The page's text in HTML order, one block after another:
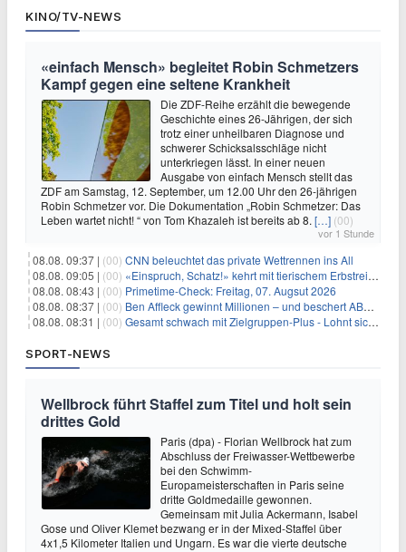
KINO/TV-NEWS
«einfach Mensch» begleitet Robin Schmetzers
Kampf gegen eine seltene Krankheit
Die ZDF-Reihe erzählt die bewegende
Geschichte eines 26-Jährigen, der sich
trotz einer unheilbaren Diagnose und
schwerer Schicksalsschläge nicht
unterkriegen lässt. In einer neuen
Ausgabe von einfach Mensch stellt das
ZDF am Samstag, 12. September, um 12.00 Uhr den 26-jährigen
Robin Schmetzer vor. Die Dokumentation „Robin Schmetzer: Das
Leben wartet nicht! “ von Tom Khazaleh ist bereits ab 8. […] (00)
vor 1 Stunde
08.08. 09:37 | (00) CNN beleuchtet das private Wettrennen ins All
08.08. 09:05 | (00) «Einspruch, Schatz!» kehrt mit tierischem Erbstreit zurück
08.08. 08:43 | (00) Primetime-Check: Freitag, 07. Augsut 2026
08.08. 08:37 | (00) Ben Affleck gewinnt Millionen – und beschert ABC Top-Quoten
08.08. 08:31 | (00) Gesamt schwach mit Zielgruppen-Plus - Lohnt sich First Dates Hotel doch?
SPORT-NEWS
Wellbrock führt Staffel zum Titel und holt sein
drittes Gold
Paris (dpa) - Florian Wellbrock hat zum
Abschluss der Freiwasser-Wettbewerbe
bei den Schwimm-
Europameisterschaften in Paris seine
dritte Goldmedaille gewonnen.
Gemeinsam mit Julia Ackermann, Isabel
Gose und Oliver Klemet bezwang er in der Mixed-Staffel über
4x1,5 Kilometer Italien und Ungarn. Es war die vierte deutsche